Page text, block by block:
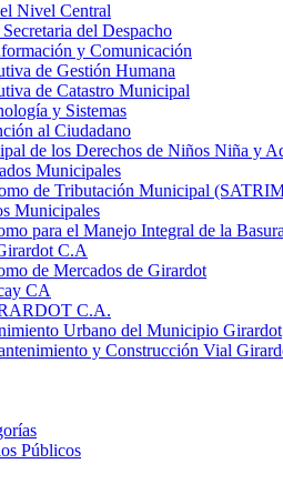
Nivel Central
del Despacho
y Comunicación
de Gestión Humana
de Catastro Municipal
y Sistemas
al Ciudadano
de los Derechos de Niños Niña y
Municipales
de Tributación Municipal
Municipales
para el Manejo Integral de la
C.A
de Mercados de Girardot
CA
C.A.
Urbano del Municipio Girardot
y Construcción Vial
Públicos